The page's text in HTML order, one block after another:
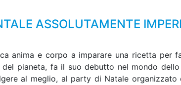
ASSOLUTAMENTE
anima e corpo a imparare una ricetta per
pianeta, fa il suo debutto nel mondo
al meglio, al party di Natale